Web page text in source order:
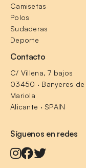
Camisetas
Polos
Sudaderas
Deporte
Contacto
C/ Villena, 7 bajos
03450 · Banyeres de
Mariola
Alicante · SPAIN
Síguenos en redes